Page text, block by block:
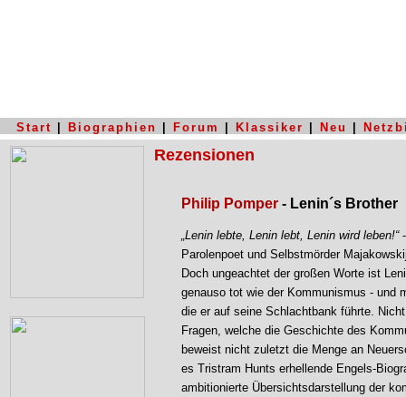
Start Biographien Forum Klassiker Neu
Rezensionen
Philip Pomper - Lenin´s Brother
„Lenin lebte, Lenin lebt, Lenin wird leben!“-
Parolenpoet und Selbstmörder
Doch ungeachtet der großen Worte ist
genauso tot wie der Kommunismus - und
die er auf seine Schlachtbank führte.
Fragen, welche die Geschichte des
beweist nicht zuletzt die Menge an
es Tristram Hunts erhellende Engels-
ambitionierte Übersichtsdarstellung der